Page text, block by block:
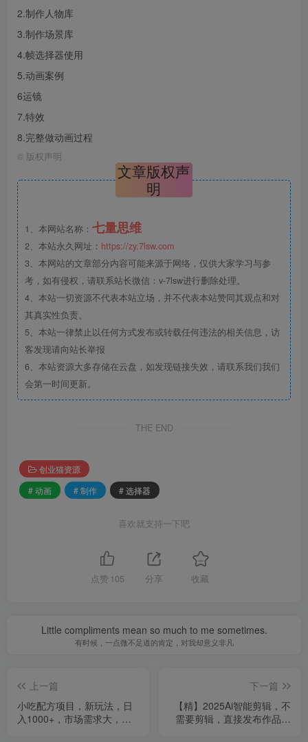
2.制作人物库
3.制作场景库
4.帧选择器使用
5.动画案例
6运镜
7.特效
8.完整做动画过程
© 版权声明
文章版权声
明
1、本网站名称： 七量思维
2、本站永久网址： https://zy.7lsw.com
3、本网站的文章部分内容可能来源于网络，仅供大家学习与参
考，如有侵权，请联系站长微信：v-7lsw进行删除处理。
4、本站一切资源不代表本站立场，并不代表本站赞同其观点和对
其真实性负责。
5、本站一律禁止以任何方式发布或转载任何违法的相关信息，访
客发现请向站长举报
6、本站资源大多存储在云盘，如发现链接失效，请联系我们我们
会第一时间更新。
THE END
创业猫资源
# 动画
# 制作 # 选择器
喜欢就支持一下吧
点赞 105 分享 收藏
Little compliments mean so much to me sometimes.
有时候，一点微不足道的肯定，对我却意义非凡
上一篇
小吃配方项目，新玩法，日
入1000+，市场需求大，好
下一篇
【精】2025Ai智能剪辑，不
需要剪辑，直接发布作品，